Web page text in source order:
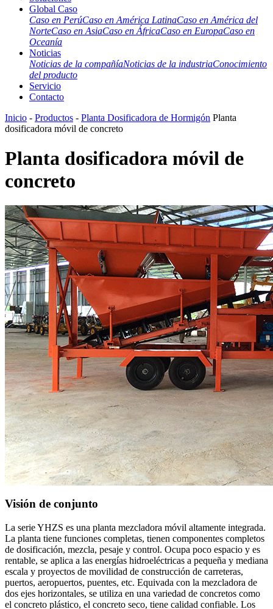
Global Caso
Caso en PerúCaso en América LatinaCaso en América del
NorteCaso en AsiaCaso en ÁfricaCaso en EuropaCaso en
Oceanía
Noticias
Noticias de la compañíaNoticias de la industriaConocimiento
del producto
Servicio
Contacto
Inicio - Productos - Planta Dosificadora de Hormigón Planta
dosificadora móvil de concreto
Planta dosificadora móvil de
concreto
Visión de conjunto
La serie YHZS es una planta mezcladora móvil altamente integrada.
La planta tiene funciones completas, tienen componentes completos
de dosificación, mezcla, pesaje y control. Ocupa poco espacio y es
rentable, se aplica a las energías hidroeléctricas a pequeña y mediana
escala y proyectos de movilidad de construcción de carreteras,
puertos, aeropuertos, puentes, etc. Equivada con la mezcladora de
dos ejes horizontales, se utiliza en una variedad de concretos como
el concreto plástico, el concreto seco, tiene calidad confiable. Los